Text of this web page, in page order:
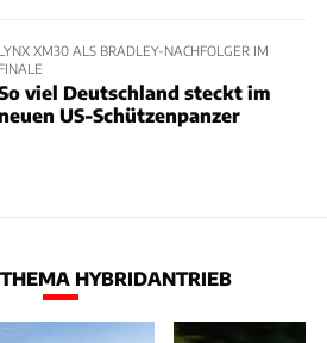
LYNX XM30 ALS BRADLEY-NACHFOLGER IM
FINALE
viel Deutschland steckt im
US-Schützenpanzer
HYBRIDANTRIEB